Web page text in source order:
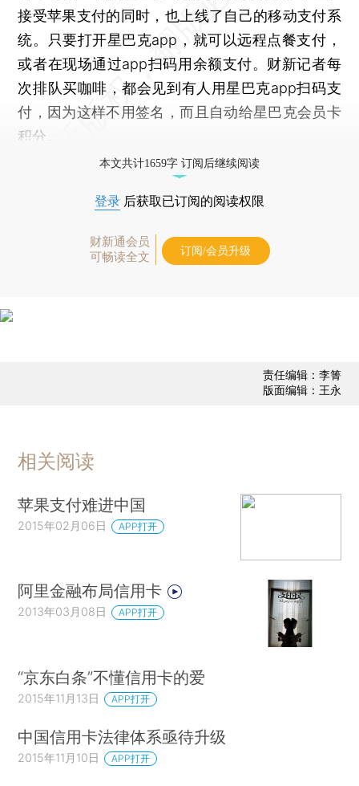
接受苹果支付的同时，也上线了自己的移动支付系
统。只要打开星巴克app，就可以远程点餐支付，
或者在现场通过app扫码用余额支付。财新记者每
次排队买咖啡，都会见到有人用星巴克app扫码支
付，因为这样不用签名，而且自动给星巴克会员卡
积分。
本文共计1659字 订阅后继续阅读
登录 后获取已订阅的阅读权限
财新通会员
可畅读全文
订阅/会员升级
责任编辑：李箐
版面编辑：王永
相关阅读
苹果支付难进中国
2015年02月06日 APP打开
阿里金融布局信用卡
2013年03月08日 APP打开
“京东白条”不懂信用卡的爱
2015年11月13日 APP打开
中国信用卡法律体系亟待升级
2015年11月10日 APP打开